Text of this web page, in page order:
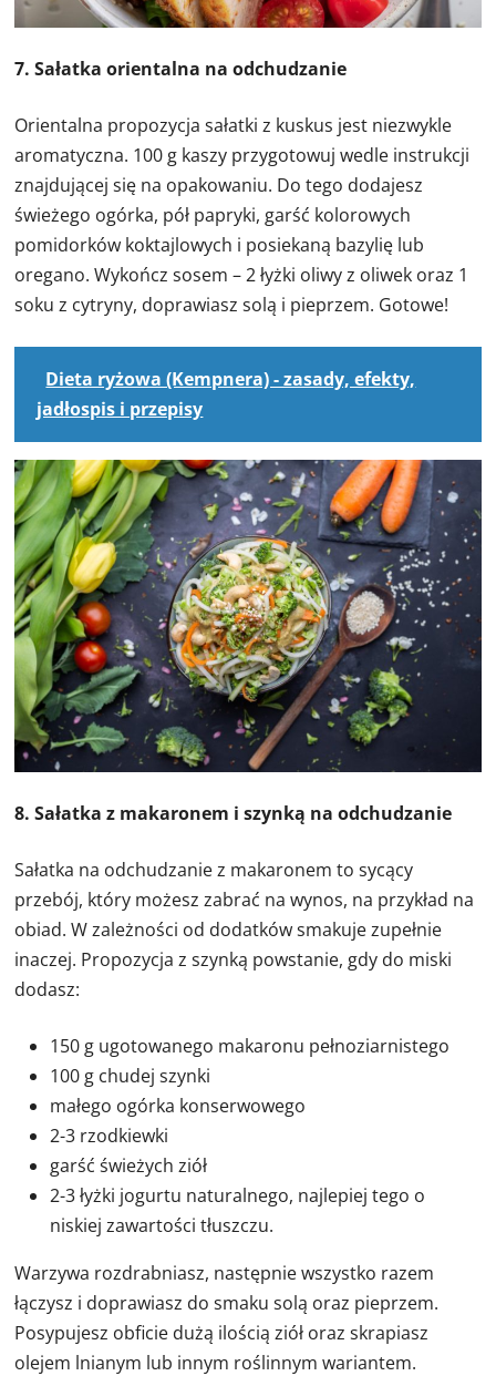
7. Sałatka orientalna na odchudzanie
Orientalna propozycja sałatki z kuskus jest niezwykle
aromatyczna. 100 g kaszy przygotowuj wedle instrukcji
znajdującej się na opakowaniu. Do tego dodajesz
świeżego ogórka, pół papryki, garść kolorowych
pomidorków koktajlowych i posiekaną bazylię lub
oregano. Wykończ sosem – 2 łyżki oliwy z oliwek oraz 1
soku z cytryny, doprawiasz solą i pieprzem. Gotowe!
Dieta ryżowa (Kempnera) - zasady, efekty,
jadłospis i przepisy
8. Sałatka z makaronem i szynką na odchudzanie
Sałatka na odchudzanie z makaronem to sycący
przebój, który możesz zabrać na wynos, na przykład na
obiad. W zależności od dodatków smakuje zupełnie
inaczej. Propozycja z szynką powstanie, gdy do miski
dodasz:
150 g ugotowanego makaronu pełnoziarnistego
100 g chudej szynki
małego ogórka konserwowego
2-3 rzodkiewki
garść świeżych ziół
2-3 łyżki jogurtu naturalnego, najlepiej tego o
niskiej zawartości tłuszczu.
Warzywa rozdrabniasz, następnie wszystko razem
łączysz i doprawiasz do smaku solą oraz pieprzem.
Posypujesz obficie dużą ilością ziół oraz skrapiasz
olejem lnianym lub innym roślinnym wariantem.